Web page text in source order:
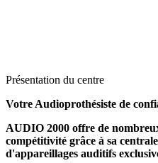
Présentation du centre
Votre Audioprothésiste de
AUDIO 2000 offre de
compétitivité grâce à sa
d'appareillages auditifs